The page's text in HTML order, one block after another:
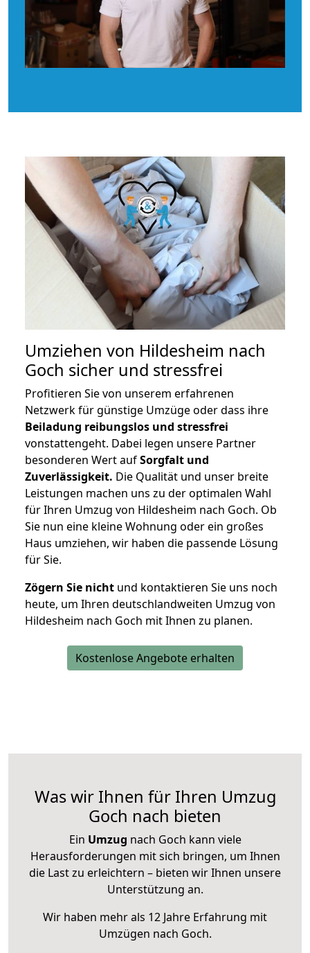
Umziehen von Hildesheim nach
Goch sicher und stressfrei
Profitieren Sie von unserem erfahrenen
Netzwerk für günstige Umzüge oder dass ihre
Beiladung reibungslos und stressfrei
vonstattengeht. Dabei legen unsere Partner
besonderen Wert aufSorgfalt und
Zuverlässigkeit. Die Qualität und unser breite
Leistungen machen uns zu der optimalen Wahl
für Ihren Umzug von Hildesheim nach Goch. Ob
Sie nun eine kleine Wohnung oder ein großes
Haus umziehen, wir haben die passende Lösung
für Sie.
Zögern Sie nicht und kontaktieren Sie uns noch
heute, um Ihren deutschlandweiten Umzug von
Hildesheim nach Goch mit Ihnen zu planen.
Kostenlose Angebote erhalten
Was wir Ihnen für Ihren Umzug
Goch nach bieten
Ein Umzug nach Goch kann viele
Herausforderungen mit sich bringen, um Ihnen
die Last zu erleichtern – bieten wir Ihnen unsere
Unterstützung an.
Wir haben mehr als 12 Jahre Erfahrung mit
Umzügen nach Goch.